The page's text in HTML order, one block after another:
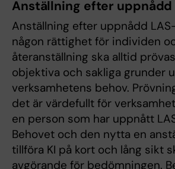
Anställning efter uppnådd
Anställning efter uppnådd
någon rättighet för individen
återanställning ska alltid
objektiva och sakliga grunder
verksamhetens behov.
det är värdefullt för
en person som har uppnått
Behovet och den nytta en
tillföra KI på kort och lång sikt
avgörande för bedömningen.